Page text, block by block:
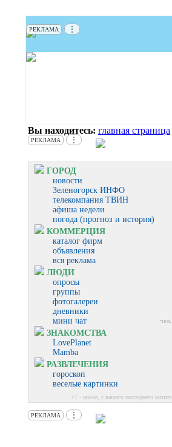
РЕКЛАМА ⋮
Вы находитесь: главная страница
РЕКЛАМА ⋮
ГОРОД
новости
Зеленогорск ИНФО
телекомпания ТВИН
афиша недели
погода (прогноз и история)
КОММЕРЦИЯ
каталог фирм
объявления
вся реклама
ЛЮДИ
опросы
группы
фотогалереи
дневники
мини чат
чел.
ЗНАКОМСТВА
LovePlanet
Mamba
РАЗВЛЕЧЕНИЯ
гороскоп
веселые картинки
+1 - новое, с вашего последнего визита
РЕКЛАМА ⋮